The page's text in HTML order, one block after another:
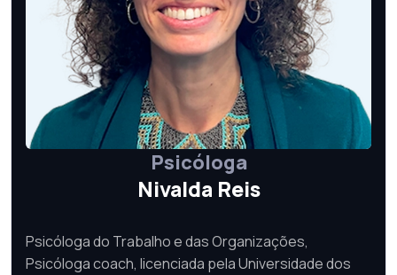
Psicóloga
Nivalda Reis
Psicóloga do Trabalho e das Organizações,
Psicóloga coach, licenciada pela Universidade dos